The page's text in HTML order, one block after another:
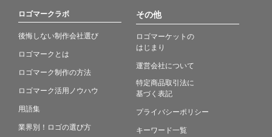
ロゴマークラボ
後悔しない制作会社選び
ロゴマークとは
ロゴマーク制作の方法
ロゴマーク活用ノウハウ
用語集
業界別！ロゴの選び方
その他
ロゴマーケットの
はじまり
運営会社について
特定商品取引法に
基づく表記
プライバシーポリシー
キーワード一覧